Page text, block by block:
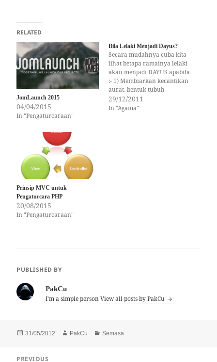
RELATED
JomLaunch 2015
04/04/2015
In "Pengaturcaraan"
Bila Lelaki Menjadi Dayus?
Secara mudahnya cuba kita
lihat betapa ramainya lelaki
akan menjadi DAYUS apabila
:- 1) Membiarkan kecantikan
aurat, bentuk tubuh
isterinya dinikmati oleh
lelaki lain sepanjang waktu
29/12/2011
In "Agama"
Prinsip MVC untuk
Pengaturcara PHP
20/08/2015
In "Pengaturcaraan"
PUBLISHED BY
PakCu
I'm a simple personView all posts by PakCu
Posted
31/05/2012 Author
PakCu Categories
Semasa
PREVIOUS